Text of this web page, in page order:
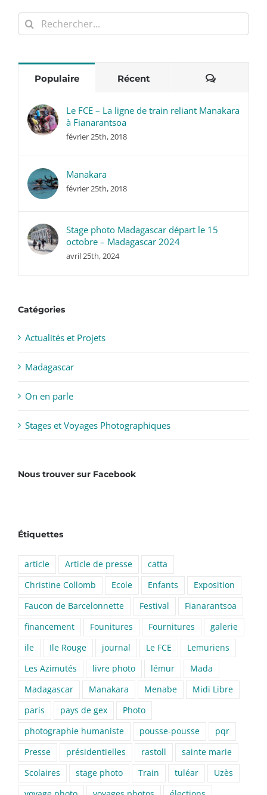
Rechercher:
Populaire Récent
Le FCE – La ligne de train reliant Manakara
à Fianarantsoa
février 25th, 2018
Manakara
février 25th, 2018
Stage photo Madagascar départ le 15
octobre – Madagascar 2024
avril 25th, 2024
Catégories
Actualités et Projets
Madagascar
On en parle
Stages et Voyages Photographiques
Nous trouver sur Facebook
Étiquettes
article Article de presse
catta
Christine Collomb
Ecole Enfants
Exposition
Faucon de Barcelonnette
Festival
Fianarantsoa
financement
Founitures Fournitures
galerie
ile
Ile Rouge journal Le FCE
Lemuriens
Les Azimutés
livre photo lémur
Mada
Madagascar
Manakara Menabe
Midi Libre
paris
pays de gex
Photo
photographie humaniste
pousse-pousse
pqr
Presse
présidentielles rastoll
sainte marie
Scolaires
stage photo Train tuléar
Uzès